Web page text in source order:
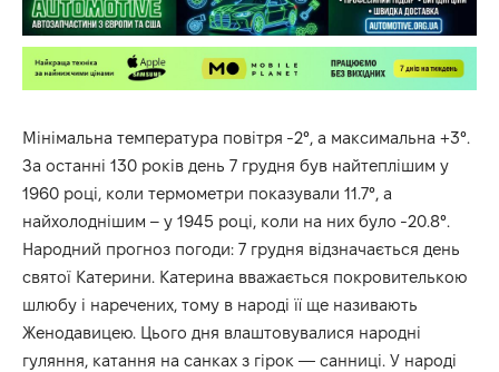
Мінімальна температура повітря -2°, а максимальна +3°.
За останні 130 років день 7 грудня був найтеплішим у
1960 році, коли термометри показували 11.7°, а
найхолоднішим – у 1945 році, коли на них було -20.8°.
Народний прогноз погоди: 7 грудня відзначається день
святої Катерини. Катерина вважається покровителькою
шлюбу і наречених, тому в народі її ще називають
Женодавицею. Цього дня влаштовувалися народні
гуляння, катання на санках з гірок — санниці. У народі